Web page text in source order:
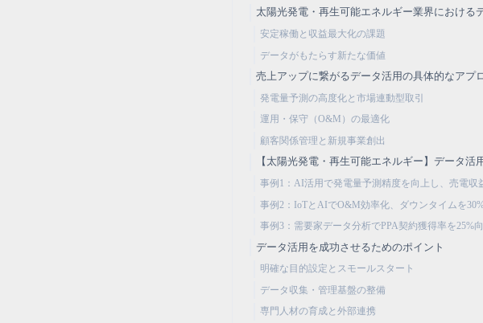
太陽光発電・再生可能エネルギー業界における
安定稼働と収益最大化の課題
データがもたらす新たな価値
売上アップに繋がるデータ活用の具体的なアプ
発電量予測の高度化と市場連動型取引
運用・保守（O&M）の最適化
顧客関係管理と新規事業創出
【太陽光発電・再生可能エネルギー】データ
事例1：AI活用で発電量予測精度を向上し、売電収
事例2：IoTとAIでO&M効率化、ダウンタイムを
事例3：需要家データ分析でPPA契約獲得率を25%
データ活用を成功させるためのポイント
明確な目的設定とスモールスタート
データ収集・管理基盤の整備
専門人材の育成と外部連携